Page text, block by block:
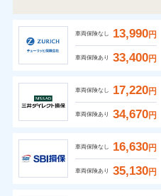
車両保険なし 13,990円
車両保険あり 33,400円
車両保険なし 17,220円
車両保険あり 34,670円
車両保険なし 16,630円
車両保険あり 35,130円